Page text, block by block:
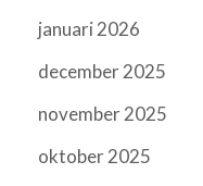
januari 2026
december 2025
november 2025
oktober 2025